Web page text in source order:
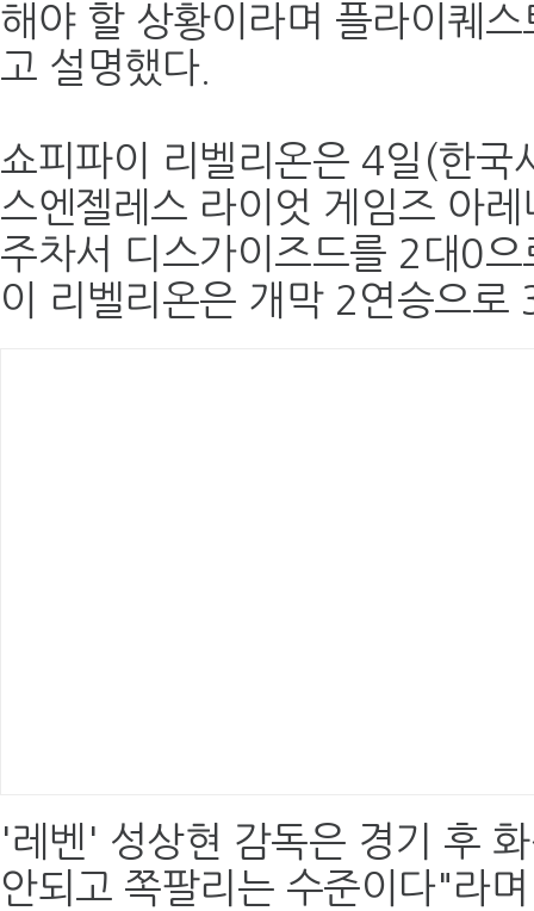
해야 할 상황이라며 플라이퀘
고 설명했다.
쇼피파이 리벨리온은 4일(한국
스엔젤레스 라이엇 게임즈 아
주차서 디스가이즈드를 2대0
이 리벨리온은 개막 2연승으로
'레벤' 성상현 감독은 경기 후
안되고 쪽팔리는 수준이다"라